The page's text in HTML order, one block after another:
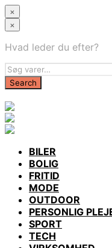
×
×
Hvad leder du efter?
BILER
BOLIG
FRITID
MODE
OUTDOOR
PERSONLIG
SPORT
TECH